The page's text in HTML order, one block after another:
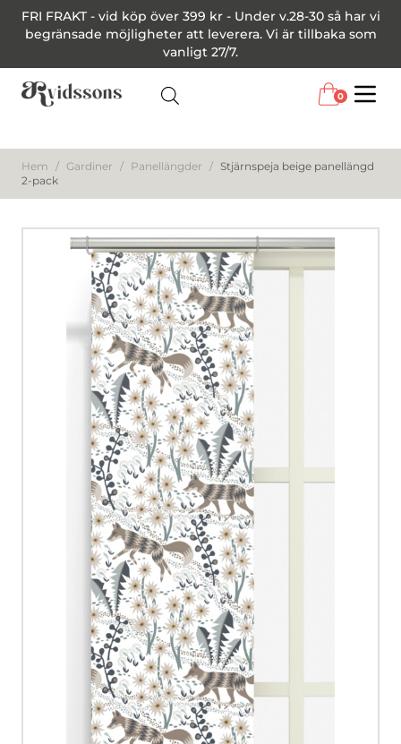
FRI FRAKT - vid köp över 399 kr - Under v.28-30 så har vi
begränsade möjligheter att leverera. Vi är tillbaka som
vanligt 27/7.
0
Hem / Gardiner / Panellängder / Stjärnspeja beige panellängd
2-pack